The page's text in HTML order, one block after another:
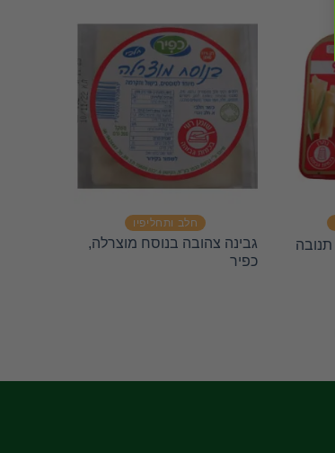
חלב ותחליפיו
גבינה צהובה בנוסח מוצרלה,
כפיר